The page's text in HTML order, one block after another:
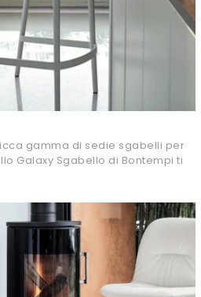
gamma di sedie sgabelli per
Galaxy Sgabello di Bontempi ti